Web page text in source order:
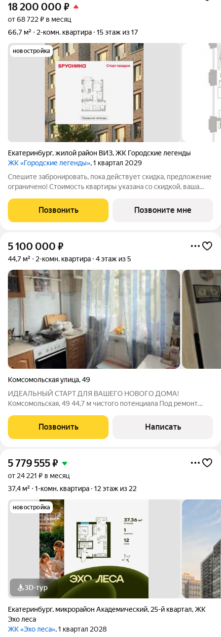
18 200 000 ₽
от 68 722 ₽ в месяц
66,7 м²
2-комн. квартира 15 этаж из 17
новостройка
Екатеринбург,жилой район ВИЗ,ЖК Городские легенды
ЖК «Городские легенды», 1 квартал 2029
Спешите забронировать, пока действует скидка, предложение
ограничено! Стоимость квартиры указана со скидкой, ваша
подробно расскажем. 2-комн. квартира от застройщика с
предчистовой отделкой в ЖК
Позвонить Позвоните мне
5 100 000 ₽
44,7 м² 2-комн. квартира 4 этаж из 5
Комсомольская улица,49
ИДЕАЛЬНЫЙ СТАРТ ДЛЯ ВАШЕГО НОВОГО ДОМА!
Комсомольская, 49 44,7 м чистого потенциала Под ремонт
уютные комнаты хватит места для всех! Отдельная кухня
готовьте с удовольствием, не отвлекаясь Санузел
Позвонить Написать
5 779 555₽
от 24 221 ₽ в месяц
37,4 м²
1-комн. квартира 12 этаж из 22
новостройка
3D-тур
Екатеринбург, микрорайон Академический, 25-й квартал,ЖК
Эхо леса
ЖК «Эхо леса», 1 квартал 2028